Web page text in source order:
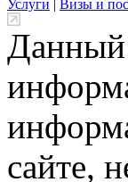
Услуги | Визы и
Данный
сайте,